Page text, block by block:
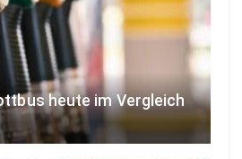
heute im Vergleich